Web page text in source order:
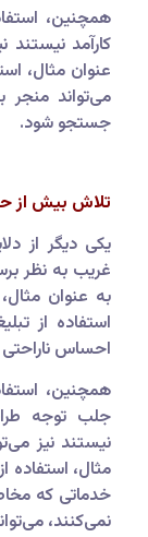
همچنین،
کارآمد
عنوان مثال،
می‌تواند
جستجو شود.
تلاش بیش از
یکی دیگر از
غریب به نظر
به عنوان
استفاده از
احساس
همچنین،
جلب توجه
نیستند نیز
مثال، استفاده
خدماتی که
نمی‌کنند،